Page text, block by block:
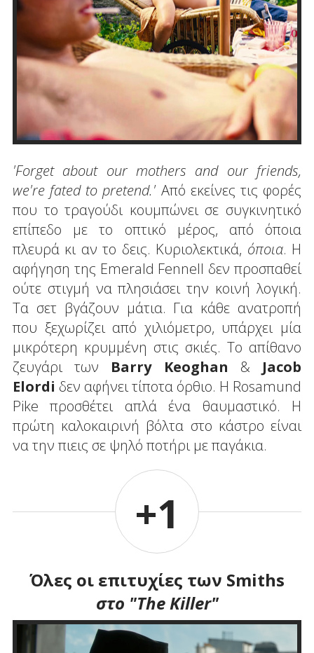
'Forget about our mothers and our friends,
we're fated to pretend.' Από εκείνες τις φορές
που το τραγούδι κουμπώνει σε συγκινητικό
επίπεδο με το οπτικό μέρος, από όποια
πλευρά κι αν το δεις. Κυριολεκτικά, όποια. Η
αφήγηση της Emerald Fennell δεν προσπαθεί
ούτε στιγμή να πλησιάσει την κοινή λογική.
Τα σετ βγάζουν μάτια. Για κάθε ανατροπή
που ξεχωρίζει από χιλιόμετρο, υπάρχει μία
μικρότερη κρυμμένη στις σκιές. Το απίθανο
ζευγάρι των Barry Keoghan & Jacob
Elordi δεν αφήνει τίποτα όρθιο. Η Rosamund
Pike προσθέτει απλά ένα θαυμαστικό. Η
πρώτη καλοκαιρινή βόλτα στο κάστρο είναι
να την πιεις σε ψηλό ποτήρι με παγάκια.
+1
Όλες οι επιτυχίες των Smiths
στο "The Killer"